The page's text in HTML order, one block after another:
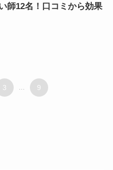
師12名！口コミから効果
3 ... 9